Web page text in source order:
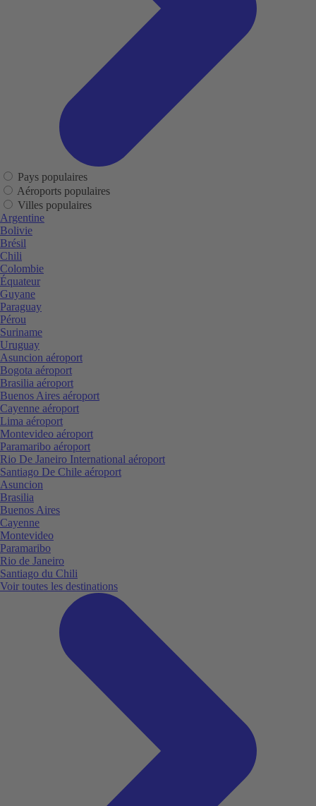
Pays populaires
Aéroports populaires
Villes populaires
Argentine
Bolivie
Brésil
Chili
Colombie
Équateur
Guyane
Paraguay
Pérou
Suriname
Uruguay
Asuncion aéroport
Bogota aéroport
Brasilia aéroport
Buenos Aires aéroport
Cayenne aéroport
Lima aéroport
Montevideo aéroport
Paramaribo aéroport
Rio De Janeiro International aéroport
Santiago De Chile aéroport
Asuncion
Brasilia
Buenos Aires
Cayenne
Montevideo
Paramaribo
Rio de Janeiro
Santiago du Chili
Voir toutes les destinations